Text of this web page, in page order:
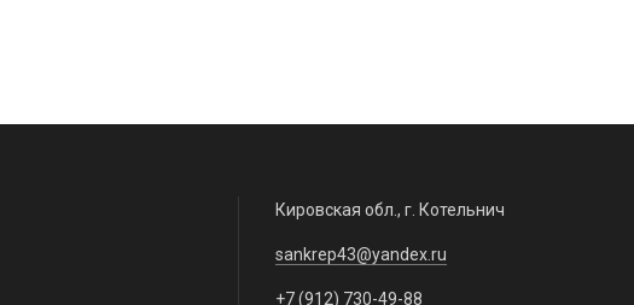
Кировская обл., г. Котельнич
sankrep43@yandex.ru
+7 (912) 730-49-88